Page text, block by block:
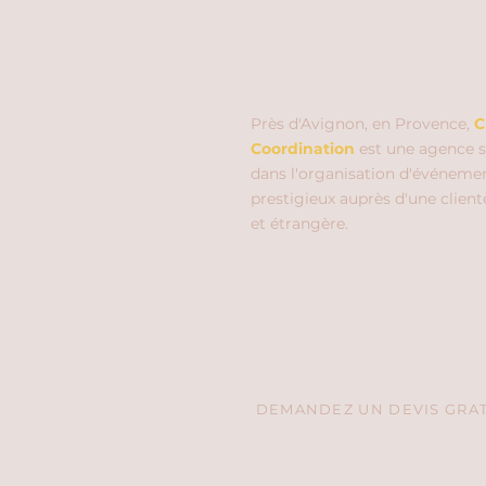
Près d'Avignon, en Provence,
Coordination est une agence
dans l'organisation
prestigieux auprès d'une
et étrangère.
DEMANDEZ UN DEVIS